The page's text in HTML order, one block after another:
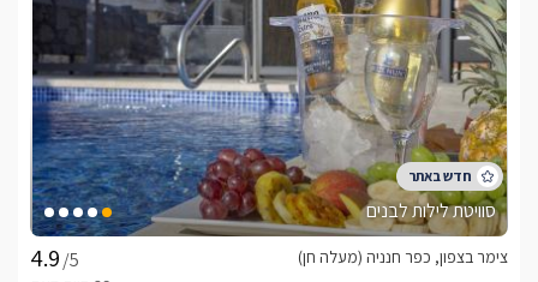
סוויטת לילות לבנים
/5
צימר בצפון, כפר חנניה (מעלה חן)